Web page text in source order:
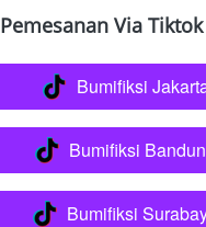
Pemesanan Via
` Bumifiksi
` Bumifiksi
` Bumifiksi